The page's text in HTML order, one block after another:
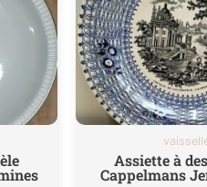
Assiette à
Cappelmans